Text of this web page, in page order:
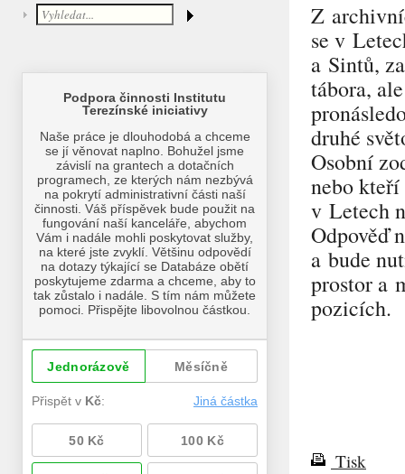
Z
se v
a Sintů,
tábora,
druhé
Osobní
nebo
v Letech
Odpověď
a bude
prostor a
pozicích.
Tisk